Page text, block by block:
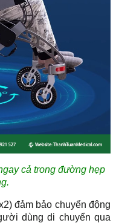
cả trong đường hẹp
đảm bảo chuyển động
dùng di chuyển qua